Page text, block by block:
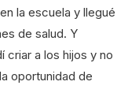
la escuela y llegué
de salud. Y
criar a los hijos y no
oportunidad de